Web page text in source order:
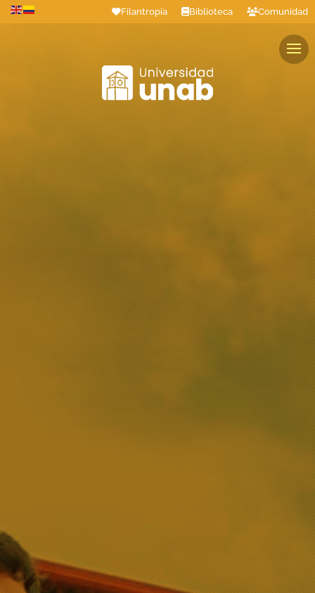
Filantropía Biblioteca Comunidad
Estudiantes Profesores Graduados